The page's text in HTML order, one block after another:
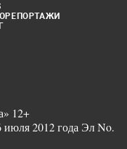
12+
июля 2012 года Эл No.